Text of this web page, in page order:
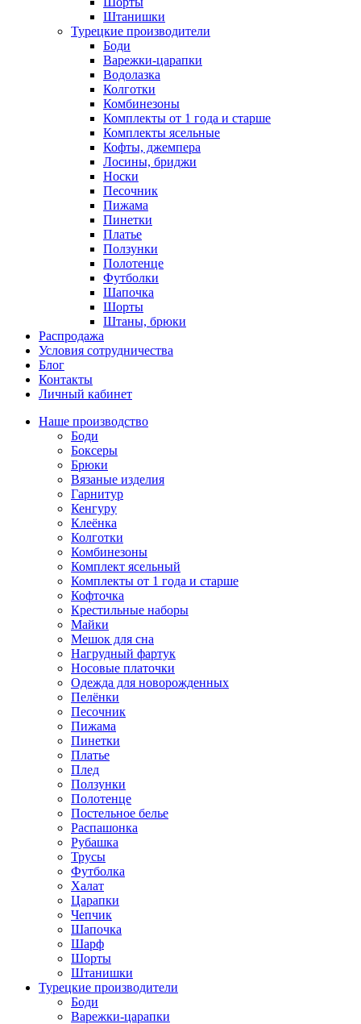
Штанишки
Турецкие производители
Боди
Варежки-царапки
Водолазка
Колготки
Комбинезоны
Комплекты от 1 года и старше
Комплекты ясельные
Кофты, джемпера
Лосины, бриджи
Носки
Песочник
Пижама
Пинетки
Платье
Ползунки
Полотенце
Футболки
Шапочка
Шорты
Штаны, брюки
Распродажа
Условия сотрудничества
Блог
Контакты
Личный кабинет
Наше производство
Боди
Боксеры
Брюки
Вязаные изделия
Гарнитур
Кенгуру
Клеёнка
Колготки
Комбинезоны
Комплект ясельный
Комплекты от 1 года и старше
Кофточка
Крестильные наборы
Майки
Мешок для сна
Нагрудный фартук
Носовые платочки
Одежда для новорожденных
Пелёнки
Песочник
Пижама
Пинетки
Платье
Плед
Ползунки
Полотенце
Постельное белье
Распашонка
Рубашка
Трусы
Футболка
Халат
Царапки
Чепчик
Шапочка
Шарф
Шорты
Штанишки
Турецкие производители
Боди
Варежки-царапки